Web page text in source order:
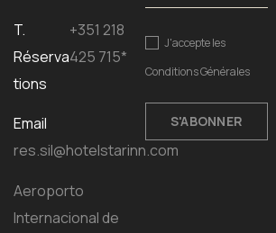
T.
Réserva
tions
+351 218
425 715*
Email
res.sil@hotelstarinn.com
Aeroporto
Internacional de
J'accepte les
Conditions Générales
S'ABONNER